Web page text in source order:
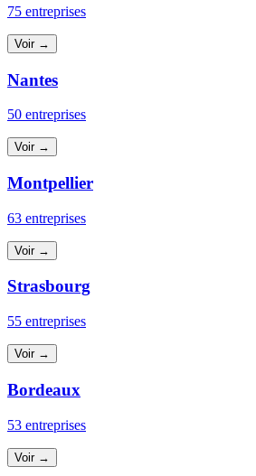
75 entreprises
Voir →
Nantes
50 entreprises
Voir →
Montpellier
63 entreprises
Voir →
Strasbourg
55 entreprises
Voir →
Bordeaux
53 entreprises
Voir →